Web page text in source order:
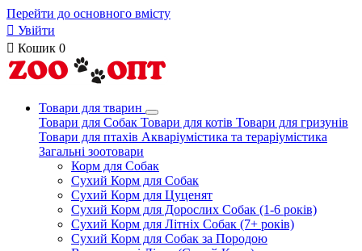
Перейти до основного вмісту
 Увійти
 Кошик 0
Товари для тварин
Товари для Собак Товари для котів Товари для гризунів
Товари для птахів Акваріумістика та тераріумістика
Загальні зоотовари
Корм для Собак
Сухий Корм для Собак
Сухий Корм для Цуценят
Сухий Корм для Дорослих Собак (1-6 років)
Сухий Корм для Літніх Собак (7+ років)
Сухий Корм для Собак за Породою